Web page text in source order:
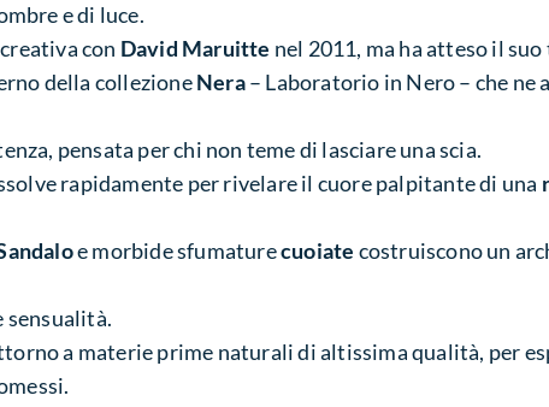
e di luce.
con David Maruitte nel 2011, ma ha atteso il suo
della collezioneNera– Laboratorio in Nero – che ne
pensata per chi non teme di lasciare una scia.
rapidamente per rivelare il cuore palpitante di una
e morbide sfumaturecuoiate costruiscono un
sensualità.
a materie prime naturali di altissima qualità, per